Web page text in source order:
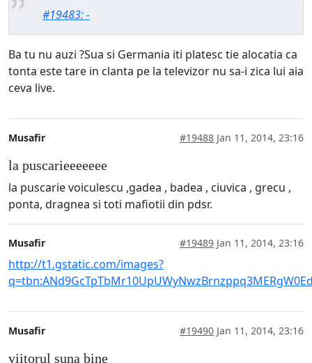
#19483: -
Ba tu nu auzi ?Sua si Germania iti platesc tie alocatia ca
tonta este tare in clanta pe la televizor nu sa-i zica lui aia
ceva live.
Musafir #19488 Jan 11, 2014, 23:16
la puscarieeeeeee
la puscarie voiculescu ,gadea , badea , ciuvica , grecu ,
ponta, dragnea si toti mafiotii din pdsr.
Musafir #19489 Jan 11, 2014, 23:16
http://t1.gstatic.com/images?
Musafir #19490 Jan 11, 2014, 23:16
viitorul suna bine